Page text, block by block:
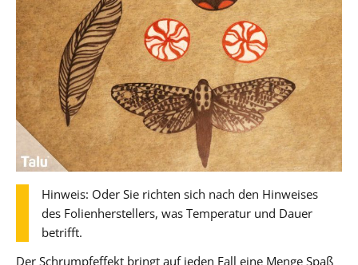
Hinweis: Oder Sie richten sich nach den Hinweises
des Folienherstellers, was Temperatur und Dauer
betrifft.
Der Schrumpfeffekt bringt auf jeden Fall eine Menge Spaß